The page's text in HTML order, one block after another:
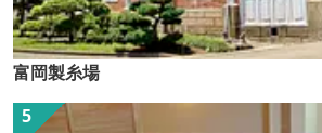
富岡製糸場